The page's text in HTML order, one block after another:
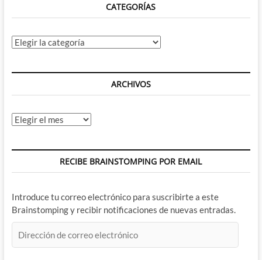
CATEGORÍAS
Categorías
ARCHIVOS
Archivos
RECIBE BRAINSTOMPING POR EMAIL
Introduce tu correo electrónico para suscribirte a este
Brainstomping y recibir notificaciones de nuevas entradas.
de